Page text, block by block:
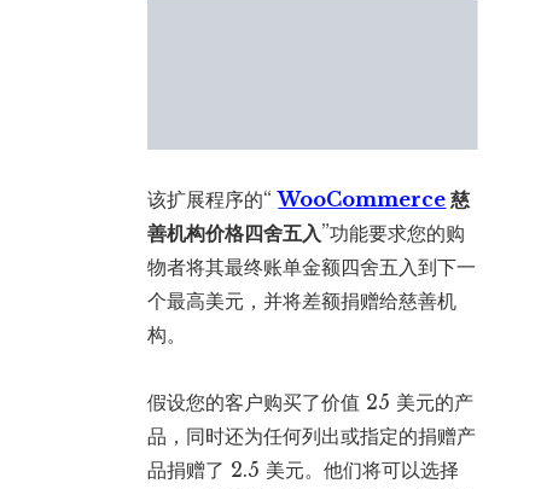
该扩展程序的“WooCommerce 慈
善机构价格四舍五入”功能要求您的购
物者将其最终账单金额四舍五入到下一
个最高美元，并将差额捐赠给慈善机
构。
假设您的客户购买了价值 25 美元的产
品，同时还为任何列出或指定的捐赠产
品捐赠了 2.5 美元。他们将可以选择